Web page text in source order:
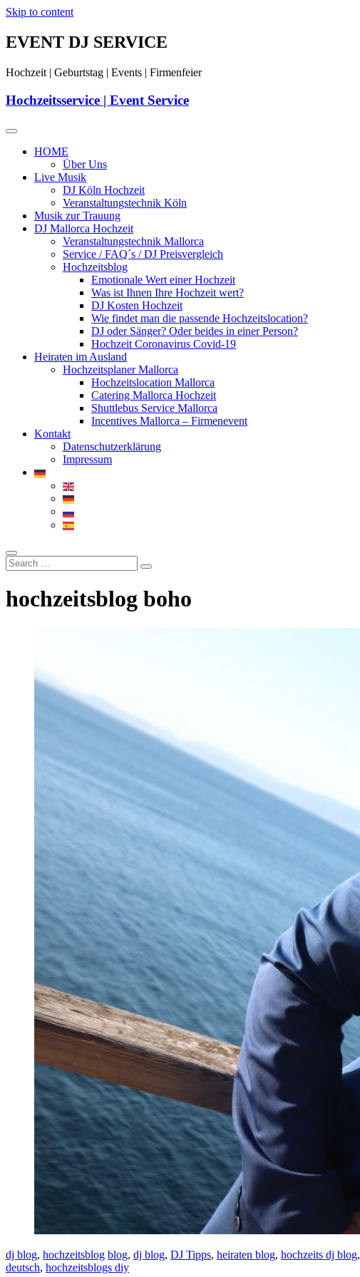
Skip to content
EVENT DJ SERVICE
Hochzeit | Geburtstag | Events | Firmenfeier
Hochzeitsservice | Event Service
HOME
Über Uns
Live Musik
DJ Köln Hochzeit
Veranstaltungstechnik Köln
Musik zur Trauung
DJ Mallorca Hochzeit
Veranstaltungstechnik Mallorca
Service / FAQ´s / DJ Preisvergleich
Hochzeitsblog
Emotionale Wert einer Hochzeit
Was ist Ihnen Ihre Hochzeit wert?
DJ Kosten Hochzeit
Wie findet man die passende Hochzeitslocation?
DJ oder Sänger? Oder beides in einer Person?
Hochzeit Coronavirus Covid-19
Heiraten im Ausland
Hochzeitsplaner Mallorca
Hochzeitslocation Mallorca
Catering Mallorca Hochzeit
Shuttlebus Service Mallorca
Incentives Mallorca – Firmenevent
Kontakt
Datenschutzerklärung
Impressum
hochzeitsblog boho
dj blog, hochzeitsblog blog, dj blog, DJ Tipps, heiraten blog, hochzeits dj blog,
deutsch, hochzeitsblogs diy